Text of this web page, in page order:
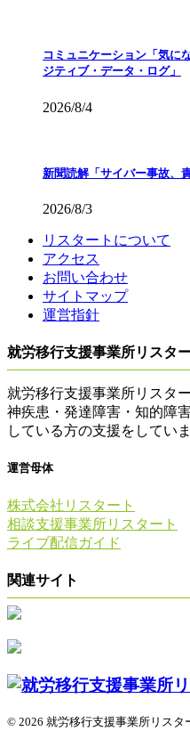
コミュニケーション「気に
ジティブ・データ・ログ」
2026/8/4
新聞読解「サイバー事故、
2026/8/3
リスタートについて
アクセス
お問い合わせ
サイトマップ
運営指針
就労移行支援事業所リスタ
就労移行支援事業所リスタ
神疾患・発達障害・知的障
している方の支援をしていま
運営母体
株式会社リスタート
相談支援事業所リスタート
ライブ配信ガイド
関連サイト
© 2026 就労移行支援事業所リスタ